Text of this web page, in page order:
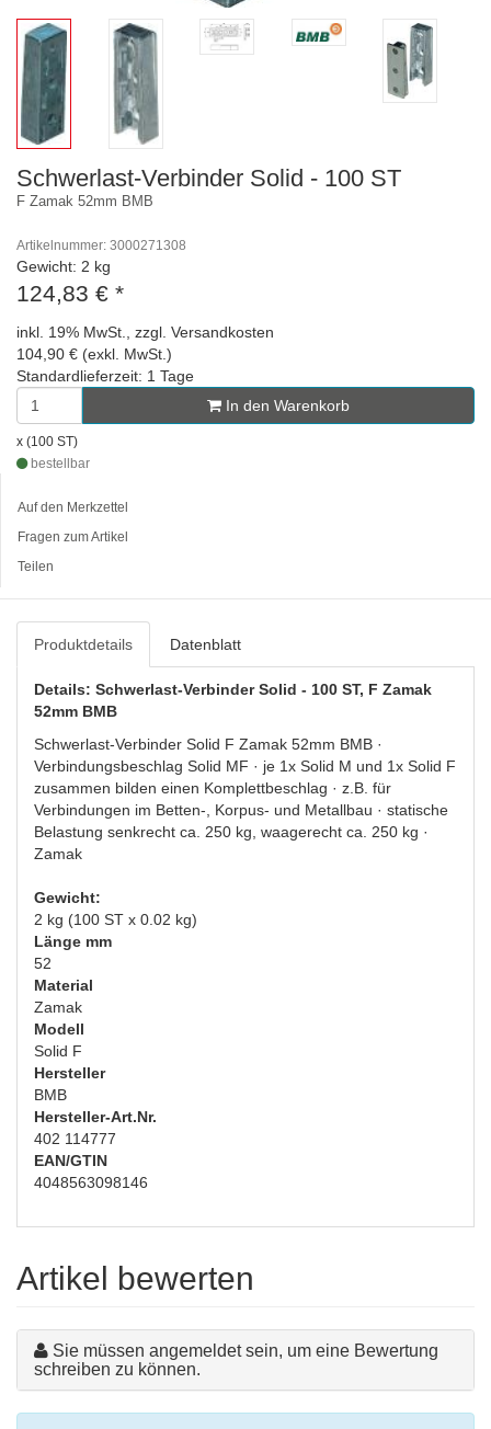
Schwerlast-Verbinder Solid - 100 ST
F Zamak 52mm BMB
Artikelnummer: 3000271308
Gewicht: 2 kg
124,83 € *
inkl. 19% MwSt., zzgl. Versandkosten
104,90 € (exkl. MwSt.)
Standardlieferzeit: 1 Tage
In den Warenkorb
x (100 ST)
bestellbar
Auf den Merkzettel
Fragen zum Artikel
Teilen
Produktdetails Datenblatt
Details: Schwerlast-Verbinder Solid - 100 ST, F Zamak
52mm BMB
Schwerlast-Verbinder Solid F Zamak 52mm BMB ·
Verbindungsbeschlag Solid MF · je 1x Solid M und 1x Solid F
zusammen bilden einen Komplettbeschlag · z.B. für
Verbindungen im Betten-, Korpus- und Metallbau · statische
Belastung senkrecht ca. 250 kg, waagerecht ca. 250 kg ·
Zamak
Gewicht:
2 kg (100 ST x 0.02 kg)
Länge mm
52
Material
Zamak
Modell
Solid F
Hersteller
BMB
Hersteller-Art.Nr.
402 114777
EAN/GTIN
4048563098146
Artikel bewerten
Sie müssen angemeldet sein, um eine Bewertung
schreiben zu können.